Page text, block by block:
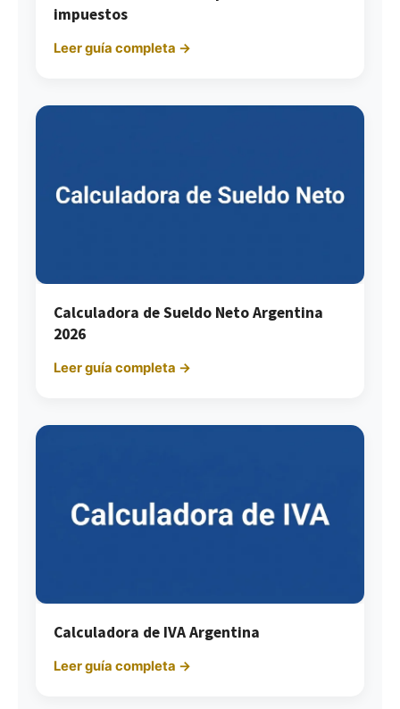
impuestos
Leer guía completa →
Calculadora de Sueldo Neto Argentina
2026
Leer guía completa →
Calculadora de IVA Argentina
Leer guía completa →